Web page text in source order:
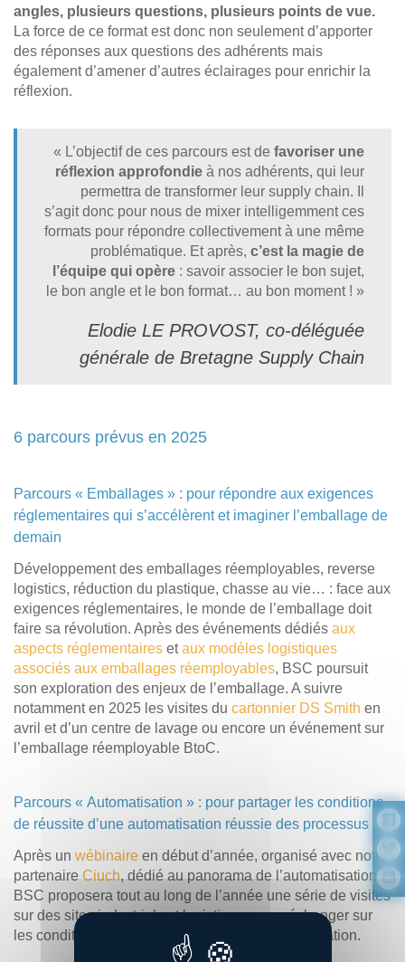
angles, plusieurs questions, plusieurs points de vue.
La force de ce format est donc non seulement d’apporter
des réponses aux questions des adhérents mais
également d’amener d’autres éclairages pour enrichir la
réflexion.
« L’objectif de ces parcours est de favoriser une
réflexion approfondie à nos adhérents, qui leur
permettra de transformer leur supply chain. Il
s’agit donc pour nous de mixer intelligemment ces
formats pour répondre collectivement à une même
problématique. Et après, c’est la magie de
l’équipe qui opère : savoir associer le bon sujet,
le bon angle et le bon format… au bon moment ! »
Elodie LE PROVOST, co-déléguée
générale de Bretagne Supply Chain
6 parcours prévus en 2025
Parcours « Emballages » : pour répondre aux exigences
réglementaires qui s’accélèrent et imaginer l’emballage de
demain
Développement des emballages réemployables, reverse
logistics, réduction du plastique, chasse au vie… : face aux
exigences réglementaires, le monde de l’emballage doit
faire sa révolution. Après des événements dédiés aux
aspects réglementaires etaux modèles logistiques
associés aux emballages réemployables, BSC poursuit
son exploration des enjeux de l’emballage. A suivre
notamment en 2025 les visites du cartonnier DS Smith en
avril et d’un centre de lavage ou encore un événement sur
l’emballage réemployable BtoC.
Parcours « Automatisation » : pour partager les conditions
de réussite d’une automatisation réussie des processus
Après un wébinaire en début d’année, organisé avec notre
partenaire Ciuch, dédié au panorama de l’automatisation,
BSC proposera tout au long de l’année une série de visites
sur des sites industriels et logistiques pour échanger sur
les conditions de réussite d’un projet d’automatisation.